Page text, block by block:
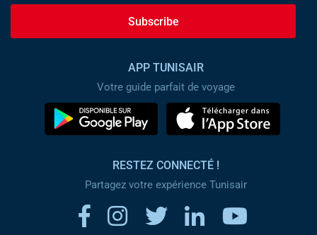
Subscribe
APP TUNISAIR
Votre guide parfait de voyage
RESTEZ CONNECTÉ !
Partagez votre expérience Tunisair